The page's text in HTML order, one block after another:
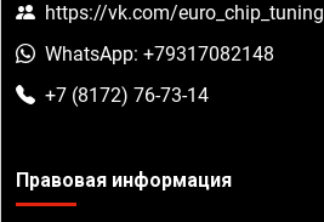
https://vk.com/euro_chip_tuning
WhatsApp: +79317082148
+7 (8172) 76-73-14
Правовая информация